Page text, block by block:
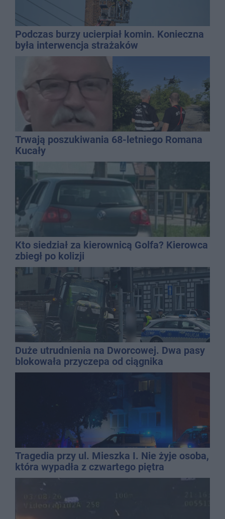
Podczas burzy ucierpiał komin. Konieczna
była interwencja strażaków
Trwają poszukiwania 68-letniego Romana
Kucały
Kto siedział za kierownicą Golfa? Kierowca
zbiegł po kolizji
Duże utrudnienia na Dworcowej. Dwa pasy
blokowała przyczepa od ciągnika
Tragedia przy ul. Mieszka I. Nie żyje osoba,
która wypadła z czwartego piętra